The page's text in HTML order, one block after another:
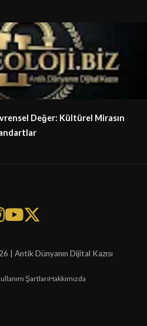
Değer: Kültürel Mirasın
| Antik Dünyanın Dijital Kazısı
ŞartlarıHakkımızda